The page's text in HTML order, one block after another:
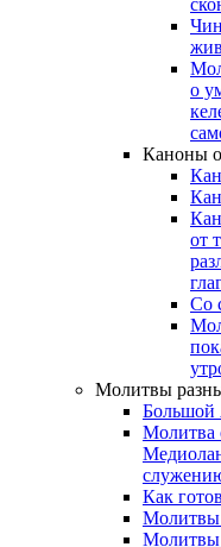
о
Каноны
от
Со
Молитвы
Большой
Молитва
Как
Молитвы
Молитвы